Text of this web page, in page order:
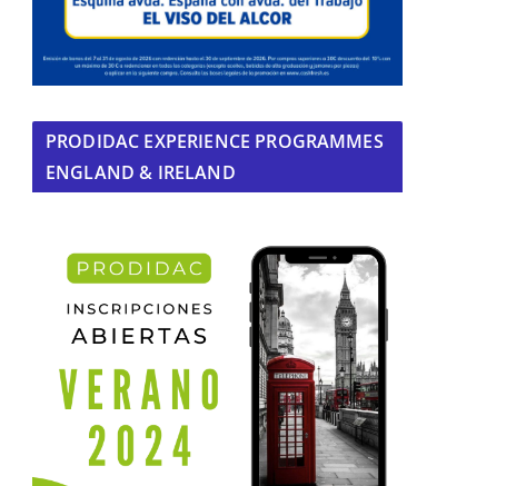
Mañana comienzan las Fiestas de la
Santa Cruz de la Hermandad de la
Veracruz de Mairena del Alcor
PRODIDAC EXPERIENCE PROGRAMMES
ENGLAND & IRELAND